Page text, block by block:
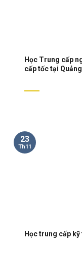
Học Trung cấp
cấp tốc tại
Học trung cấp
23
Th11